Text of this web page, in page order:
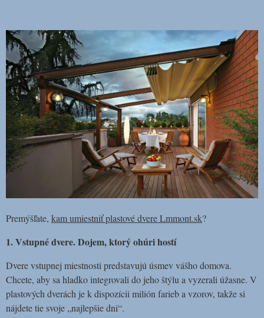
Premýšľate, kam umiestniť plastové dvere Lmmont.sk?
1. Vstupné dvere. Dojem, ktorý ohúri hostí
Dvere vstupnej miestnosti predstavujú úsmev vášho domova.
Chcete, aby sa hladko integrovali do jeho štýlu a vyzerali úžasne. V
plastových dverách je k dispozícii milión farieb a vzorov, takže si
nájdete tie svoje „najlepšie dni“.